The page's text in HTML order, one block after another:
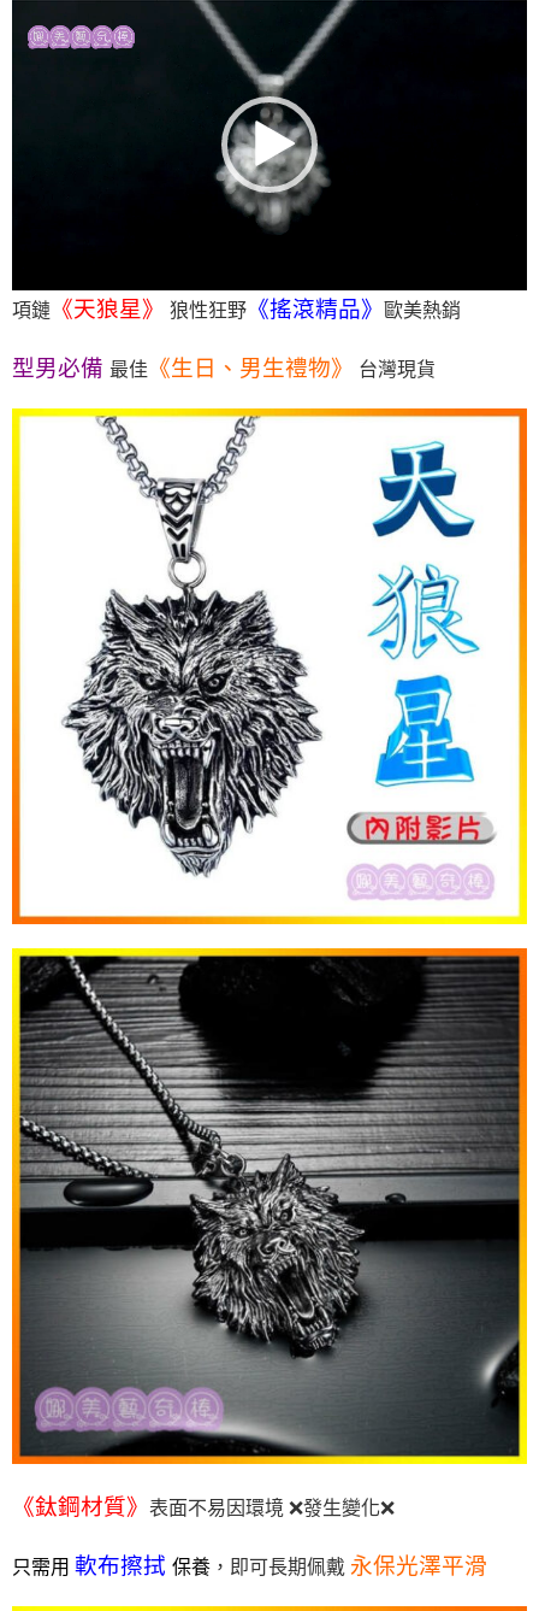
Player
項鏈 《天狼星》 狼性狂野 《搖滾精品》 歐美熱銷
型男必備 最佳 《生日、男生禮物》 台灣現貨
《鈦鋼材質》 表面不易因環境 ❌發生變化❌
只需用 軟布擦拭 保養 ，即可長期佩戴 永保光澤平滑